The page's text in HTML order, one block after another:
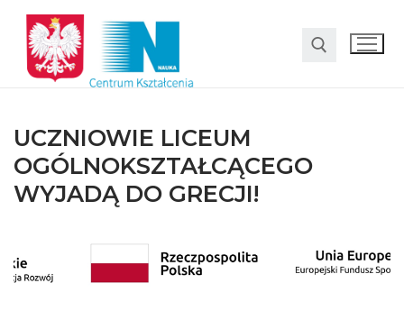
UCZNIOWIE LICEUM
OGÓLNOKSZTAŁCĄCEGO
WYJADĄ DO GRECJI!